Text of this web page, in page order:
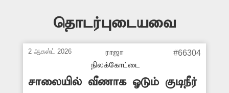
தொடர்புடையவை
2 ஆகஸ்ட் 2026
ராஜா
நிலக்கோட்டை
#66304
சாலையில் வீணாக ஓடும் குடிநீர்